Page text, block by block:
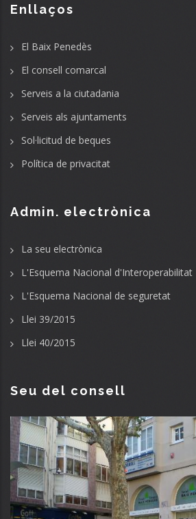
Enllaços
El Baix Penedès
El consell comarcal
Serveis a la ciutadania
Serveis als ajuntaments
Sol·licitud de beques
Política de privacitat
Admin. electrònica
La seu electrònica
L'Esquema Nacional d'Interoperabilitat
L'Esquema Nacional de seguretat
Llei 39/2015
Llei 40/2015
Seu del consell